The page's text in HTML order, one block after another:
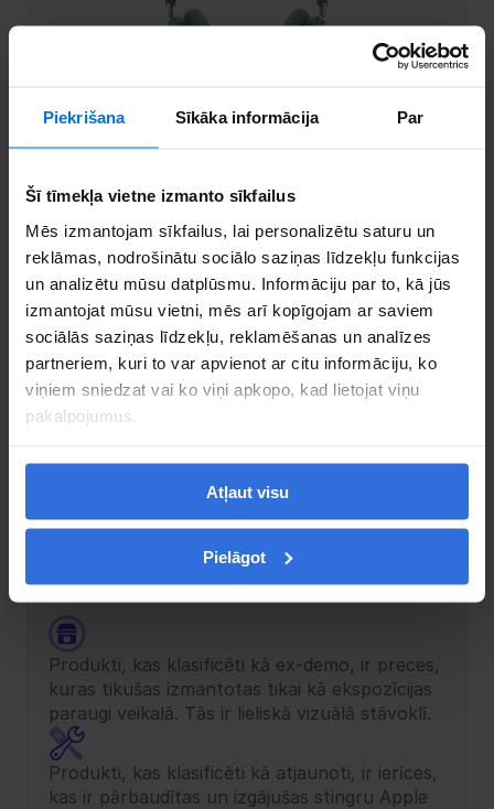
Piekrišana Sīkāka informācija Par
Šī tīmekļa vietne izmanto sīkfailus
Mēs izmantojam sīkfailus, lai personalizētu saturu un
reklāmas, nodrošinātu sociālo saziņas līdzekļu funkcijas
un analizētu mūsu datplūsmu. Informāciju par to, kā jūs
izmantojat mūsu vietni, mēs arī kopīgojam ar saviem
sociālās saziņas līdzekļu, reklamēšanas un analīzes
partneriem, kuri to var apvienot ar citu informāciju, ko
viņiem sniedzat vai ko viņi apkopo, kad lietojat viņu
pakalpojumus.
Atļaut visu
Pielāgot
MacBook
Demo MacBook
Produkti, kas klasificēti kā ex-demo, ir preces,
kuras tikušas izmantotas tikai kā ekspozīcijas
paraugi veikalā. Tās ir lieliskā vizuālā stāvoklī.
Produkti, kas klasificēti kā atjaunoti, ir ierīces,
kas ir pārbaudītas un izgājušas stingru Apple